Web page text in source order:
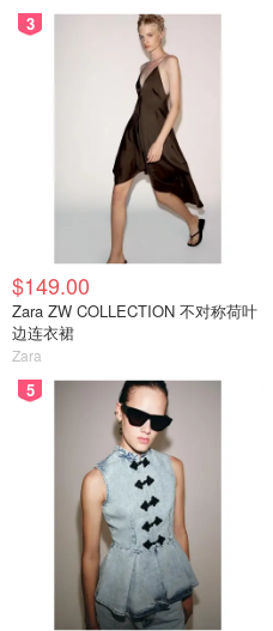
3
$149.00
Zara ZW COLLECTION 不对称荷叶
边连衣裙
Zara
5